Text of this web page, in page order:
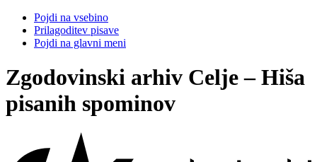
Pojdi na vsebino
Prilagoditev pisave
Pojdi na glavni meni
Zgodovinski arhiv Celje – Hiša
pisanih spominov